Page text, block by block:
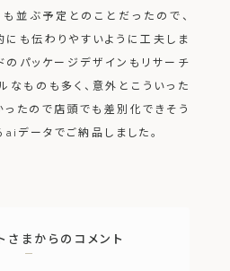
並ぶ予定とのことだったので、
も伝わりやすいように工夫しま
のパッケージデザインもリサーチ
なものも多く、 意外とこういった
たので店頭でも差別化できそう
aiデータでご納品しました。
さまからのコメント